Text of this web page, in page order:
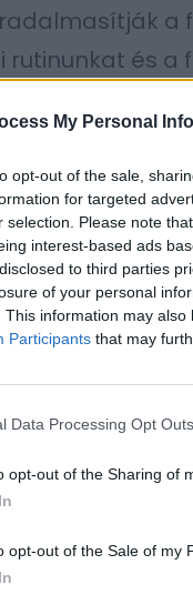
My Personal
opt-out of the sale,
for targeted
selection. Please note
interest-based ads
to third parties
of your personal
This information may
Participants that may
Data Processing Opt Outs
opt-out of the Sharing of
opt-out of the Sale of my
a
rutinunkat és a
a
Az okos
GPS jele
a
A
is
hogy minden
nem kell
meleget
kímélik, de a
csökkentik